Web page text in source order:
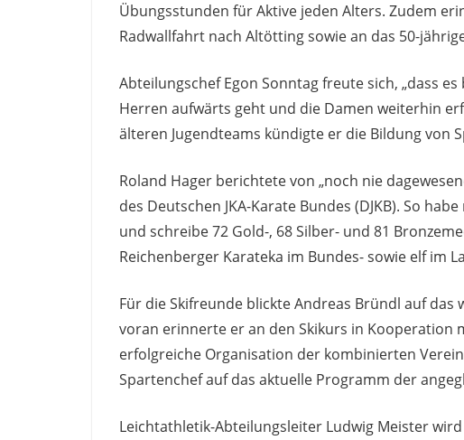
Übungsstunden für Aktive jeden Alters. Zudem
Radwallfahrt nach Altötting sowie an das 50-
Abteilungschef Egon Sonntag freute sich, „dass
Herren aufwärts geht und die Damen weiterhin
älteren Jugendteams kündigte er die Bildung von
Roland Hager berichtete von „noch nie
des Deutschen JKA-Karate Bundes (DJKB). So
und schreibe 72 Gold-, 68 Silber- und 81
Reichenberger Karateka im Bundes- sowie elf im
Für die Skifreunde blickte Andreas Bründl auf
voran erinnerte er an den Skikurs in Kooperation
erfolgreiche Organisation der kombinierten
Spartenchef auf das aktuelle Programm der
Leichtathletik-Abteilungsleiter Ludwig Meister